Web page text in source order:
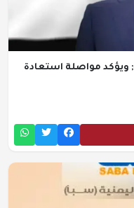
صالح يعزي قادة &quot;طوارئ&quot; ويؤكد مواصلة استعادة